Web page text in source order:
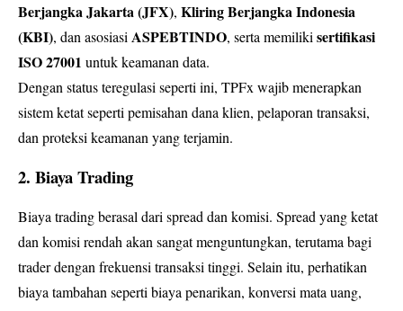
Berjangka Jakarta (JFX), Kliring Berjangka Indonesia
(KBI), dan asosiasi ASPEBTINDO, serta memiliki sertifikasi
ISO 27001 untuk keamanan data.
Dengan status teregulasi seperti ini, TPFx wajib menerapkan
sistem ketat seperti pemisahan dana klien, pelaporan transaksi,
dan proteksi keamanan yang terjamin.
2. Biaya Trading
Biaya trading berasal dari spread dan komisi. Spread yang ketat
dan komisi rendah akan sangat menguntungkan, terutama bagi
trader dengan frekuensi transaksi tinggi. Selain itu, perhatikan
biaya tambahan seperti biaya penarikan, konversi mata uang,